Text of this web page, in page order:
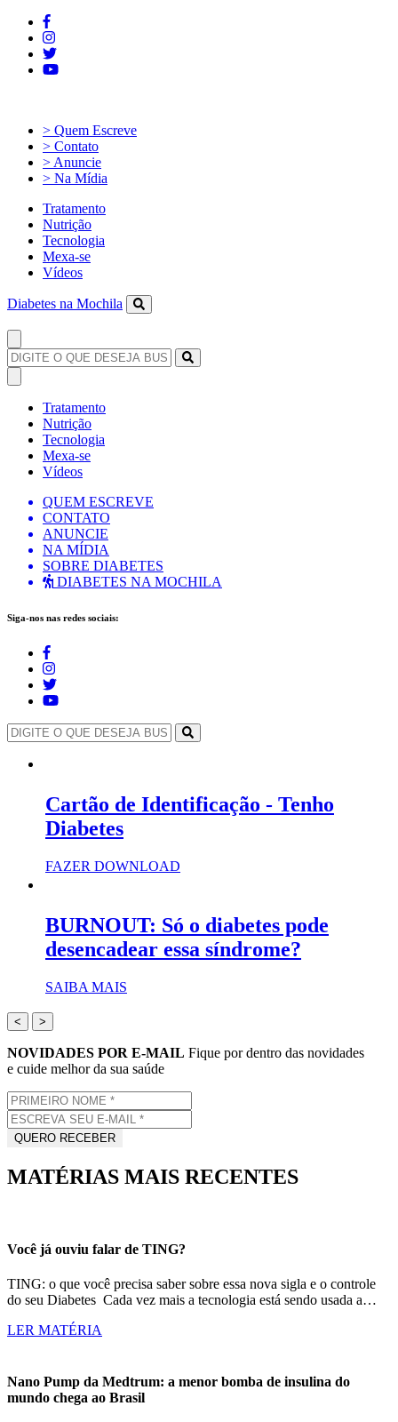
> Quem Escreve
> Contato
> Anuncie
> Na Mídia
Tratamento
Nutrição
Tecnologia
Mexa-se
Vídeos
Diabetes na Mochila
Tratamento
Nutrição
Tecnologia
Mexa-se
Vídeos
QUEM ESCREVE
CONTATO
ANUNCIE
NA MÍDIA
SOBRE DIABETES
DIABETES NA MOCHILA
Siga-nos nas redes sociais:
Cartão de Identificação - Tenho
Diabetes
FAZER DOWNLOAD
BURNOUT: Só o diabetes pode
desencadear essa síndrome?
SAIBA MAIS
< >
NOVIDADES POR E-MAIL Fique por dentro das novidades
e cuide melhor da sua saúde
MATÉRIAS MAIS RECENTES
Você já ouviu falar de TING?
TING: o que você precisa saber sobre essa nova sigla e o controle
do seu Diabetes Cada vez mais a tecnologia está sendo usada a…
LER MATÉRIA
Nano Pump da Medtrum: a menor bomba de insulina do
mundo chega ao Brasil